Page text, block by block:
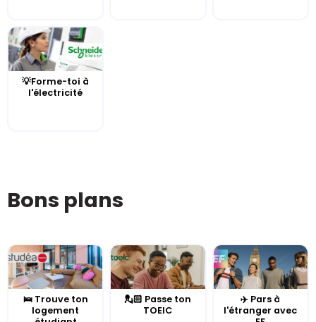
💡Forme-toi à
l'électricité
Bons plans
🛌 Trouve ton
logement
💂🏻 Passe ton
TOEIC
✈️ Pars à
l'étranger avec